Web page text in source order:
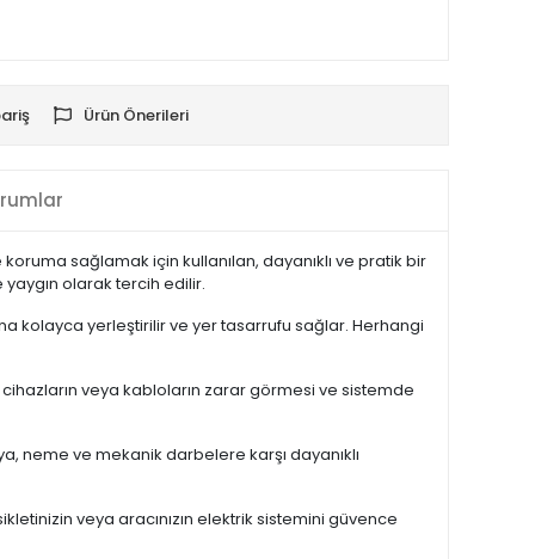
Ürün Önerileri
sağlamak için kullanılan, dayanıklı ve pratik bir
olarak tercih edilir.
kolayca yerleştirilir ve yer tasarrufu sağlar. Herhangi
veya kabloların zarar görmesi ve sistemde
neme ve mekanik darbelere karşı dayanıklı
veya aracınızın elektrik sistemini güvence